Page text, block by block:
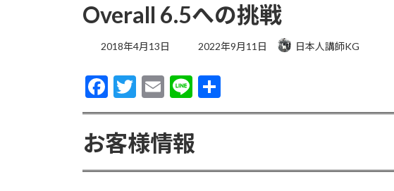
Overall 6.5への挑戦
2018年4月13日
最
新
日
時
2022年9月11日 日本人講師KG
F
ac
e
b
o
T
w
itt
er
E
m
ai
l
Li
n
e
有
お客様情報